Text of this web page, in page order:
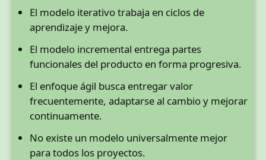
El modelo iterativo trabaja en ciclos de
aprendizaje y mejora.
El modelo incremental entrega partes
funcionales del producto en forma progresiva.
El enfoque ágil busca entregar valor
frecuentemente, adaptarse al cambio y mejorar
continuamente.
No existe un modelo universalmente mejor
para todos los proyectos.